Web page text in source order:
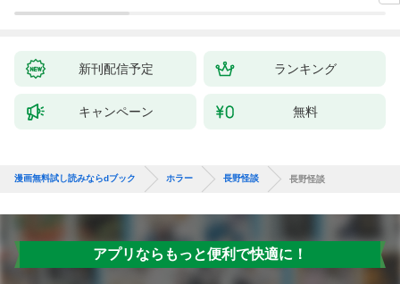
新刊配信予定 ランキング
キャンペーン 無料
漫画無料試し読みならdブック ホラー 長野怪談 長野怪談
アプリならもっと便利で快適に！